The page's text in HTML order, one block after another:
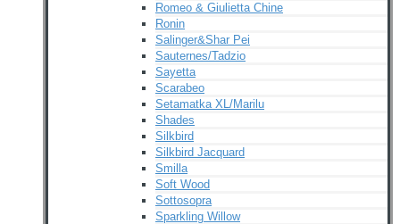
Romeo & Giulietta Chine
Ronin
Salinger&Shar Pei
Sauternes/Tadzio
Sayetta
Scarabeo
Setamatka XL/Marilu
Shades
Silkbird
Silkbird Jacquard
Smilla
Soft Wood
Sottosopra
Sparkling Willow